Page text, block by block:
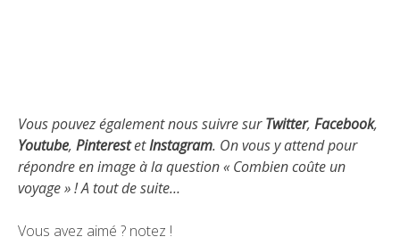
Vous pouvez également nous suivre surTwitter, Facebook,
Youtube, PinterestetInstagram. On vous y attend pour
répondre en image à la question « Combien coûte un
voyage » ! A tout de suite…
Vous avez aimé ? notez !